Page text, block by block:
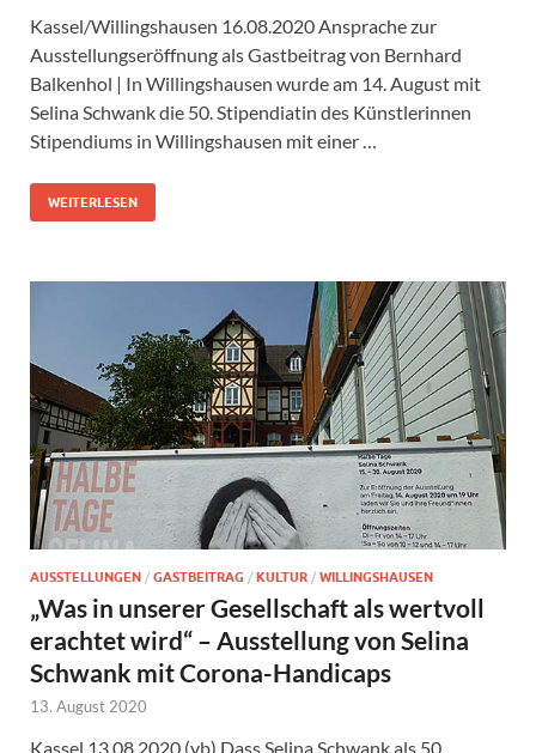
Kassel/Willingshausen 16.08.2020 Ansprache zur
Ausstellungseröffnung als Gastbeitrag von Bernhard
Balkenhol | In Willingshausen wurde am 14. August mit
Selina Schwank die 50. Stipendiatin des Künstlerinnen
Stipendiums in Willingshausen mit einer …
WEITERLESEN
AUSSTELLUNGEN / GASTBEITRAG / KULTUR / WILLINGSHAUSEN
„Was in unserer Gesellschaft als wertvoll
erachtet wird“ – Ausstellung von Selina
Schwank mit Corona-Handicaps
13. August 2020
Kassel 13.08.2020 (yb) Dass Selina Schwank als 50.